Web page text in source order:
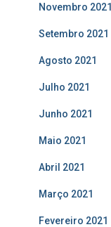
Novembro 2021
Setembro 2021
Agosto 2021
Julho 2021
Junho 2021
Maio 2021
Abril 2021
Março 2021
Fevereiro 2021